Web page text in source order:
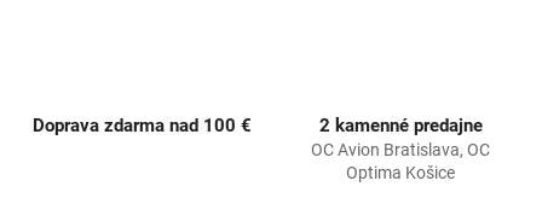
Doprava zdarma nad 100 € 2 kamenné predajne
OC Avion Bratislava, OC
Optima Košice